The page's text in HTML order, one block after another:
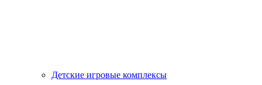
Детские игровые комплексы